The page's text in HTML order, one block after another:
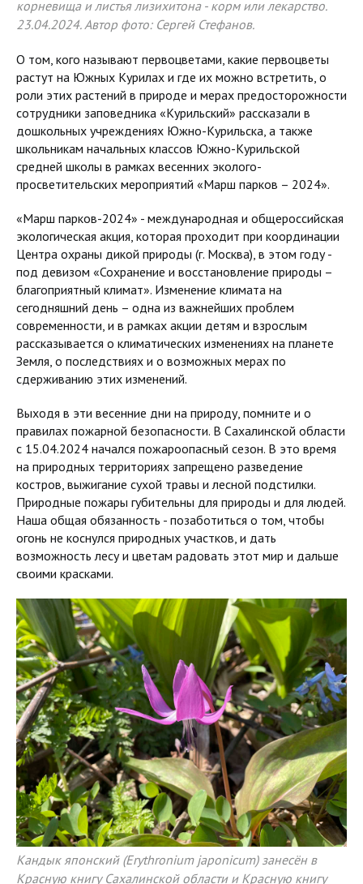
корневища и листья лизихитона - корм или лекарство.
23.04.2024. Автор фото: Сергей Стефанов.
О том, кого называют первоцветами, какие первоцветы
растут на Южных Курилах и где их можно встретить, о
роли этих растений в природе и мерах предосторожности
сотрудники заповедника «Курильский» рассказали в
дошкольных учреждениях Южно-Курильска, а также
школьникам начальных классов Южно-Курильской
средней школы в рамках весенних эколого-
просветительских мероприятий «Марш парков – 2024».
«Марш парков-2024» - международная и общероссийская
экологическая акция, которая проходит при координации
Центра охраны дикой природы (г. Москва), в этом году -
под девизом «Сохранение и восстановление природы –
благоприятный климат». Изменение климата на
сегодняшний день – одна из важнейших проблем
современности, и в рамках акции детям и взрослым
рассказывается о климатических изменениях на планете
Земля, о последствиях и о возможных мерах по
сдерживанию этих изменений.
Выходя в эти весенние дни на природу, помните и о
правилах пожарной безопасности. В Сахалинской области
с 15.04.2024 начался пожароопасный сезон. В это время
на природных территориях запрещено разведение
костров, выжигание сухой травы и лесной подстилки.
Природные пожары губительны для природы и для людей.
Наша общая обязанность - позаботиться о том, чтобы
огонь не коснулся природных участков, и дать
возможность лесу и цветам радовать этот мир и дальше
своими красками.
Кандык японский (Erythronium japonicum) занесён в
Красную книгу Сахалинской области и Красную книгу